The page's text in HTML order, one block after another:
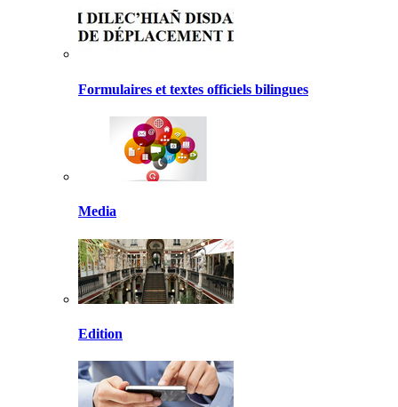
Formulaires et textes officiels bilingues
Media
Edition